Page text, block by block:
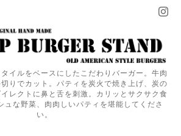
イルをベースにしたこだわりバーガー。牛肉
りでカット。パティを炭火で焼き上げ、炭の
レクトに鼻と舌を刺激。カリッとサクサク食
ュな野菜、肉肉しいパティを堪能してくださ
い。